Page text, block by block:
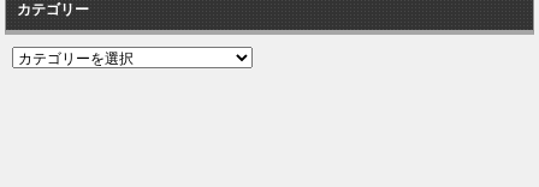
カテゴリー
カ